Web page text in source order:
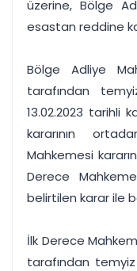
üzerine, Bölge
esastan reddine
Bölge Adliye
tarafından
13.02.2023 tarihli
kararının
Mahkemesi
Derece
belirtilen karar ile
İlk Derece
tarafından